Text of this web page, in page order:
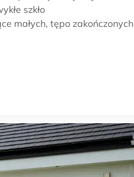
szkło
małych, tępo zakończonych